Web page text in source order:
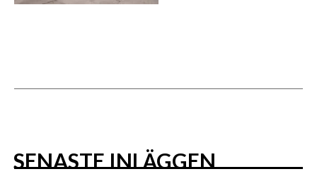
SENASTE INLÄGGEN